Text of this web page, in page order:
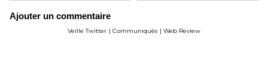
Geography - Global
Forecast and Analysis to
Zhang
Ajouter un commentaire
Veille Twitter | Communiqués | Web Review